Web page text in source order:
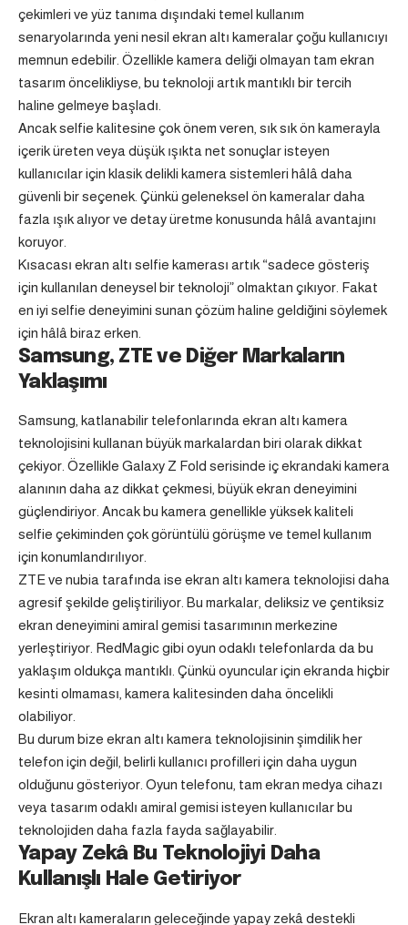
çekimleri ve yüz tanıma dışındaki temel kullanım
senaryolarında yeni nesil ekran altı kameralar çoğu kullanıcıyı
memnun edebilir. Özellikle kamera deliği olmayan tam ekran
tasarım öncelikliyse, bu teknoloji artık mantıklı bir tercih
haline gelmeye başladı.
Ancak selfie kalitesine çok önem veren, sık sık ön kamerayla
içerik üreten veya düşük ışıkta net sonuçlar isteyen
kullanıcılar için klasik delikli kamera sistemleri hâlâ daha
güvenli bir seçenek. Çünkü geleneksel ön kameralar daha
fazla ışık alıyor ve detay üretme konusunda hâlâ avantajını
koruyor.
Kısacası ekran altı selfie kamerası artık “sadece gösteriş
için kullanılan deneysel bir teknoloji” olmaktan çıkıyor. Fakat
en iyi selfie deneyimini sunan çözüm haline geldiğini söylemek
için hâlâ biraz erken.
Samsung, ZTE ve Diğer Markaların
Yaklaşımı
Samsung, katlanabilir telefonlarında ekran altı kamera
teknolojisini kullanan büyük markalardan biri olarak dikkat
çekiyor. Özellikle Galaxy Z Fold serisinde iç ekrandaki kamera
alanının daha az dikkat çekmesi, büyük ekran deneyimini
güçlendiriyor. Ancak bu kamera genellikle yüksek kaliteli
selfie çekiminden çok görüntülü görüşme ve temel kullanım
için konumlandırılıyor.
ZTE ve nubia tarafında ise ekran altı kamera teknolojisi daha
agresif şekilde geliştiriliyor. Bu markalar, deliksiz ve çentiksiz
ekran deneyimini amiral gemisi tasarımının merkezine
yerleştiriyor. RedMagicgibi oyun odaklı telefonlarda da bu
yaklaşım oldukça mantıklı. Çünkü oyuncular için ekranda hiçbir
kesinti olmaması, kamera kalitesinden daha öncelikli
olabiliyor.
Bu durum bize ekran altı kamera teknolojisinin şimdilik her
telefon için değil, belirli kullanıcı profilleri için daha uygun
olduğunu gösteriyor. Oyun telefonu, tam ekran medya cihazı
veya tasarım odaklı amiral gemisi isteyen kullanıcılar bu
teknolojiden daha fazla fayda sağlayabilir.
Yapay Zekâ Bu Teknolojiyi Daha
Kullanışlı Hale Getiriyor
Ekran altı kameraların geleceğinde yapay zekâ destekli